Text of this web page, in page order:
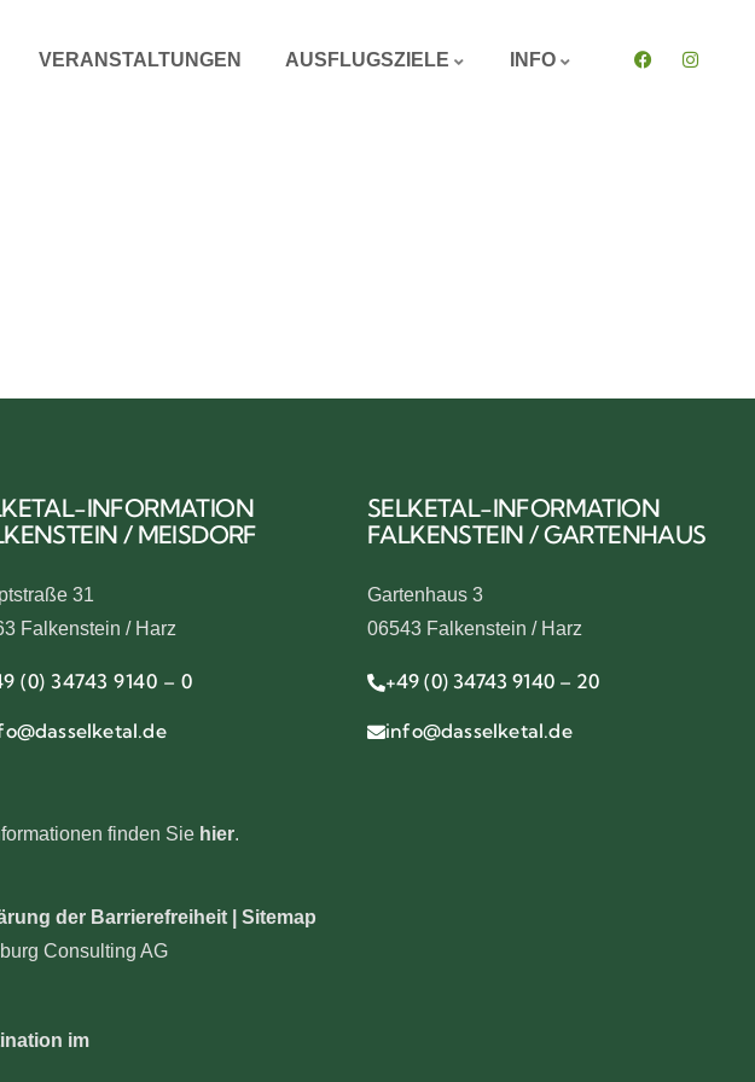
VERANSTALTUNGEN AUSFLUGSZIELE INFO
INFORMATION
/ MEISDORF
31
Falkenstein / Harz
(0) 34743 9140 – 0
SELKETAL-INFORMATION
FALKENSTEIN / GARTENHAUS
Gartenhaus 3
06543 Falkenstein / Harz
+49 (0) 34743 9140 – 20
info@dasselketal.de
finden Sie hier.
der Barrierefreiheit | Sitemap
Consulting AG
im